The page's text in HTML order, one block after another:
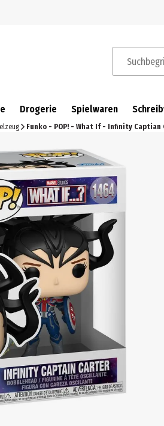
Drogerie Spielwaren
Funko - POP! - What If - Infinity Captian